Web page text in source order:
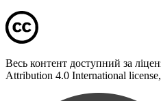
Весь контент доступний за
Attribution 4.0 International